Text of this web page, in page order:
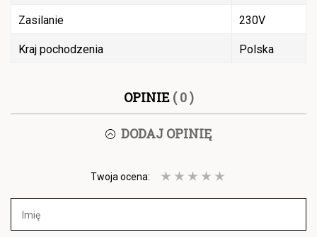
Zasilanie 230V
Kraj pochodzenia Polska
OPINIE ( 0 )
DODAJ OPINIĘ
Twoja ocena: